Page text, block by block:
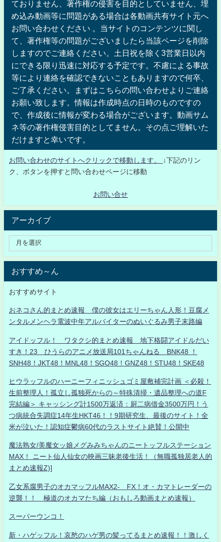
ておりません、著作権の侵害を目的としていません、埋
め込み動画等に問題がある場合は各動画共有サイト元へ
お問い合わせください 。当サイトのコンテンツに関し
て、著作権等の問題がございましたら当該ページを削除
しますのでご連絡ください。土日祝を除く3営業日以内
にできる限り迅速に対応する予定です。不慮による事故
等により連絡を確認できないこともありますので何卒、
ご了承ください。まずはこちらの問い合わせよりご連絡
お願い致します。情報は作成時点の日時のものですの
で、作成後に情報が変わる場合がございます。動画サム
ネ等の著作権侵害目的としてません。その点ご理解いた
だけますと幸いです。
お問い合わせのサイトへクリックで移動します。
↓下記のリン
ク、ボタンを押すと問い合わせページに移動
お問い合せ
アーカイブ
おすすめ～ん
おすすめサイト
おネコさん的まとめ速報 僕の彼女はエリーちゃん人形！豆腐メ
ンタルメンヘラ電波中年アルバイターのぬいぐるみ男子末路編
アイドッフル！ ワタクシ的まとめ速報 地下格闘アイドルだい
すき！23 ひうらのアニメ放送局101ちゃんねる BNK48 ！
SNH48！JKT48！MNL48！SGO48！GNZ48！STU48！SKE48
ヒウラッフルのハーニーフィニッシュゴミ屋敷補完計画 ＜必殺！
生前整理人！孤立し孤独死からの～特殊清掃・遺品整理への道F
完結編＞ キャッシング計1500万返済：厨二病借金3500万円！う
つ病統合失調症14年生HKT46！！9期研究生、最後のサイト！全
米が泣いた！認知症鬱病60代のラストサイト絶賛！公開中
魔法熟女/美魔女ッ娘メグみみちゃんのニートッフルステーション
MAX！ ニート仙人仙女の映画三昧老後生活！（無職孤独居老人的
まとめ速報Z)]
乙女系腐男子のオカマッフルMAX2- FX！オ・カマトレーダーの
逆襲！！ 極道のオカマたち編（おもしろ動画まとめ速報）
スーパーウンコ！
新・ハゲッフル！哀愁のハゲ男の髪ってるまとめ速報！！激しく